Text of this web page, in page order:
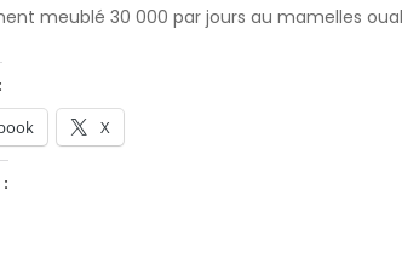
meublé 30 000 par jours au mamelles
X